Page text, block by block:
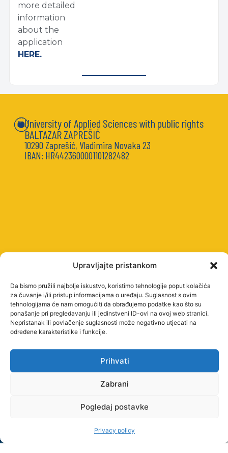
Upravljajte pristankom
Da bismo pružili najbolje iskustvo, koristimo tehnologije poput kolačića
za čuvanje i/ili pristup informacijama o uređaju. Suglasnost s ovim
tehnologijama će nam omogućiti da obrađujemo podatke kao što su
ponašanje pri pregledavanju ili jedinstveni ID-ovi na ovoj web stranici.
Nepristanak ili povlačenje suglasnosti može negativno utjecati na
određene karakteristike i funkcije.
Prihvati
Zabrani
Pogledaj postavke
Privacy policy
more detailed
information
about the
application
HERE.
University of Applied Sciences with public rights
BALTAZAR ZAPREŠIĆ
10290 Zaprešić, Vladimira Novaka 23
IBAN: HR4423600001101282482
STUDY
PROGRAMMES
UNDERGRADUATE
PROFESSIONAL
STUDIES
GRADUATE